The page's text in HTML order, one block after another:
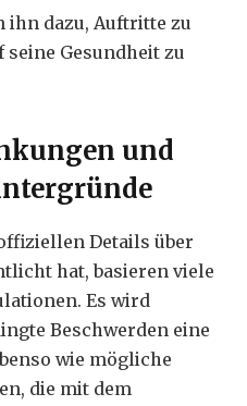
ihn dazu, Auftritte zu
Gesundheit zu
und
Details über
hat, basieren viele
Es wird
Beschwerden eine
wie mögliche
die mit dem